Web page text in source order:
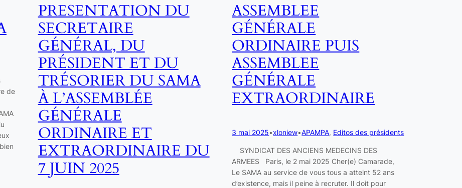
de
PRESENTATION DU
SECRETAIRE
GÉNÉRAL, DU
PRÉSIDENT ET DU
TRÉSORIER DU SAMA
À L’ASSEMBLÉE
GÉNÉRALE
ORDINAIRE ET
EXTRAORDINAIRE DU
7 JUIN 2025
ASSEMBLEE
GÉNÉRALE
ORDINAIRE PUIS
ASSEMBLEE
GÉNÉRALE
EXTRAORDINAIRE
3 mai 2025•xloniew•APAMPA, Editos des présidents
SYNDICAT DES ANCIENS MEDECINS DES
ARMEES Paris, le 2 mai 2025 Cher(e) Camarade,
Le SAMA au service de vous tous a atteint 52 ans
d’existence, mais il peine à recruter. Il doit pour